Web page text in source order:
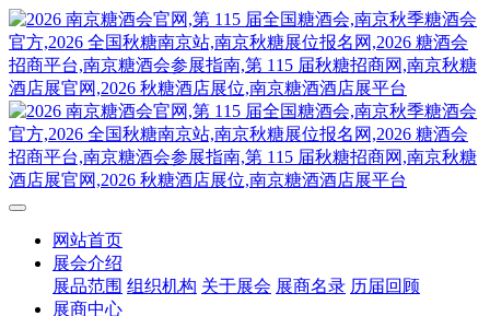
网站首页
展会介绍
展品范围 组织机构 关于展会 展商名录 历届回顾
展商中心